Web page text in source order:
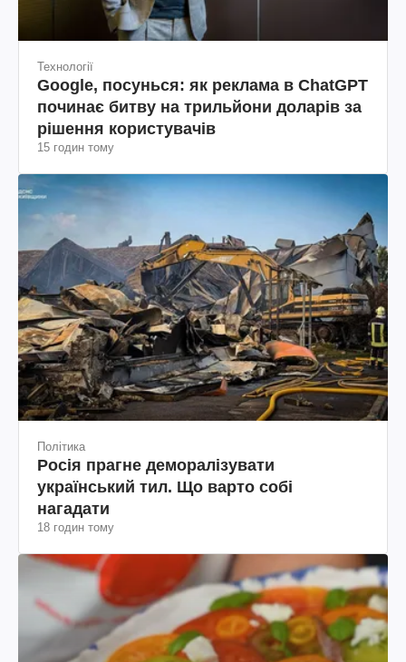
15 годин тому
Політика
Росія прагне деморалізувати
український тил. Що варто собі
нагадати
18 годин тому